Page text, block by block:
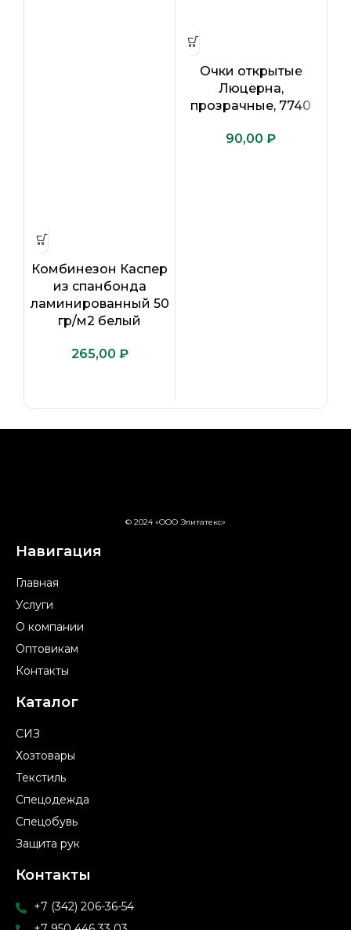
Комбинезон Каспер
из спанбонда
ламинированный 50
гр/м2 белый
₽
Очки открытые
Люцерна,
прозрачные, 7740
₽
© 2024 «ООО Элитатекс»
Навигация
Главная
Услуги
О компании
Оптовикам
Контакты
Каталог
СИЗ
Хозтовары
Текстиль
Спецодежда
Спецобувь
Защита рук
Контакты
+7 (342) 206-36-54